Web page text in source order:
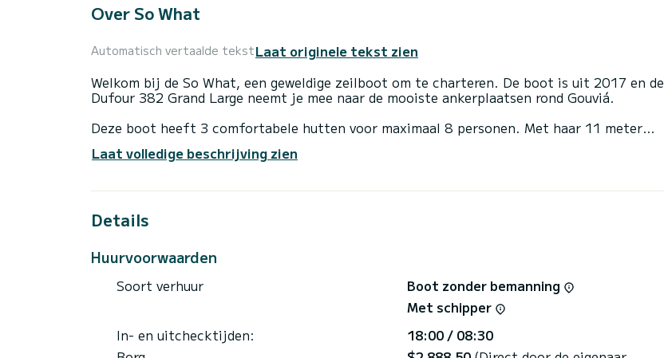
Over So What
Automatisch vertaalde tekstLaat originele tekst zien
Welkom bij de So What, een geweldige zeilboot om te charteren. De boot is uit 2017 en de
Dufour 382 Grand Large neemt je mee naar de mooiste ankerplaatsen rond Gouviá.
Deze boot heeft 3 comfortabele hutten voor maximaal 8 personen. Met haar 11 meter
onvergetelijke vaarvakantie in de omgeving van Gouviá.
So What beschikt over 2 toiletten voor uw comfort met douche
Deze boot is uitgerust met een rolgrootzeil en een rolgenua. Het is onder andere uitgerust
Op aanvraag informatie of een boeking maken, klikt u op. Klik op de knop "Offerte
aanvragen". Een medewerker van SamBoat stuurt u een persoonlijke aanbieding met de best
Laat volledige beschrijving zien
Details
Huurvoorwaarden
Soort verhuur
Boot zonder bemanning
Met schipper
In- en uitchecktijden:
18:00 / 08:30